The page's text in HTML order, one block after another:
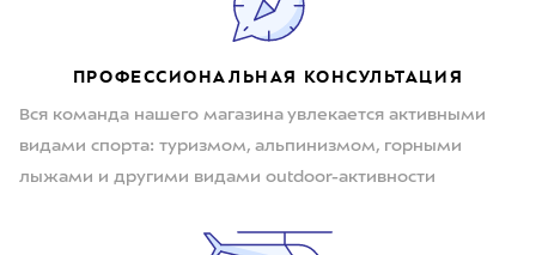
ПРОФЕССИОНАЛЬНАЯ КОНСУЛЬТАЦИЯ
Вся команда нашего магазина увлекается активными
видами спорта: туризмом, альпинизмом, горными
лыжами и другими видами outdoor-активности